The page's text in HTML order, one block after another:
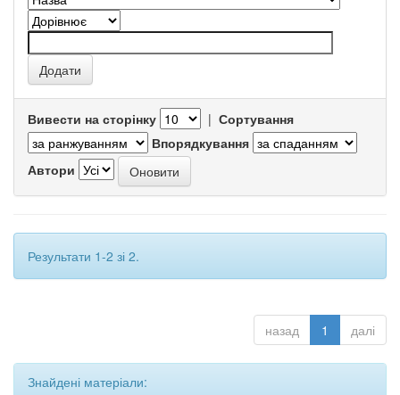
Вивести на сторінку | Сортування
Впорядкування
Автори
Результати 1-2 зі 2.
назад 1 далі
Знайдені матеріали: